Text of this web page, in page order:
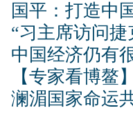
国平：打造中
“习主席访问
中国经济仍有
【专家看博鳌
澜湄国家命运